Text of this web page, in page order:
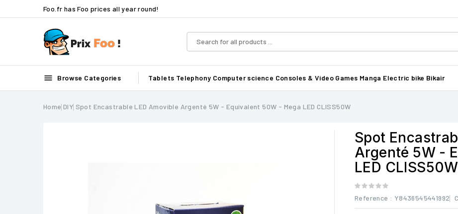
Foo.fr has Foo prices all year round!
 Browse Categories Tablets Telephony Computer science Consoles & Video Games Manga Electric bike Bikair
Home DIY Spot Encastrable LED Amovible Argenté 5W - Equivalent 50W - Mega LED CLISS50W
Spot
Argenté 5W -
LED CLISS50W
Reference : Y8436545441992